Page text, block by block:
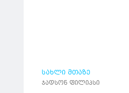
ᲡᲐᲮᲚᲘ ᲛᲗᲐᲖᲔ
ჯადსონ ფილიპსი